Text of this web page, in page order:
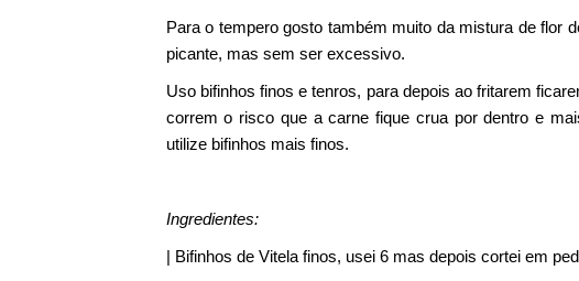
Para o tempero gosto também muito da mistura de flor
picante, mas sem ser excessivo.
Uso bifinhos finos e tenros, para depois ao fritarem
correm o risco que a carne fique crua por dentro e
utilize bifinhos mais finos.
Ingredientes:
| Bifinhos de Vitela finos, usei 6 mas depois cortei em